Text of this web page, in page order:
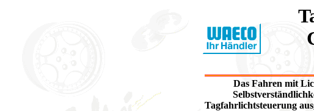
Das Fahren mit
Tagfahrlichtsteuerung